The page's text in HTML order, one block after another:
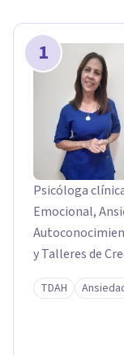
1
Psicóloga
Emocional,
y Talleres de
TDAH